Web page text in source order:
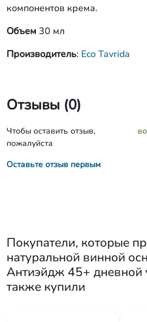
компонентов крема.
Объем 30 мл
Производитель: Eco Tavrida
Отзывы (0)
Чтобы оставить отзыв,
пожалуйста
Оставьте отзыв первым
Покупатели, которые
натуральной винной
Антиэйдж 45+
также купили